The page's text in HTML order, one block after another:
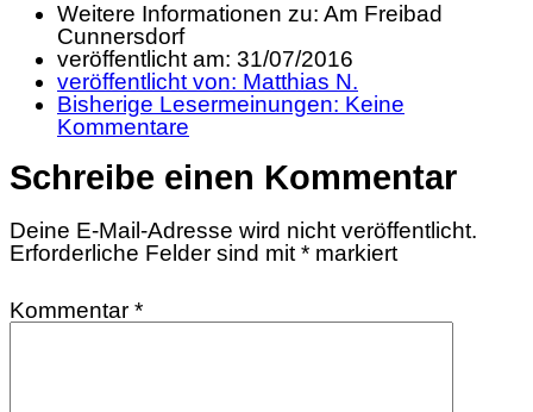
Weitere Informationen zu: Am Freibad
Cunnersdorf
veröffentlicht am: 31/07/2016
veröffentlicht von: Matthias N.
Bisherige Lesermeinungen: Keine
Kommentare
Schreibe einen Kommentar
Deine E-Mail-Adresse wird nicht veröffentlicht.
Erforderliche Felder sind mit * markiert
Kommentar *